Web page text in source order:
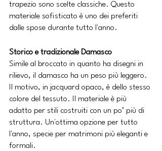
trapezio sono scelte classiche. Questo
materiale sofisticato è uno dei preferiti
dalle spose durante tutto l'anno.
Storico e tradizionale Damasco
Simile al broccato in quanto ha disegni in
rilievo, il damasco ha un peso più leggero.
Il motivo, in jacquard opaco, è dello stesso
colore del tessuto. Il materiale è più
adatto per stili costruiti con un po’ più di
struttura. Un'ottima opzione per tutto
l'anno, specie per matrimoni più eleganti e
formali.